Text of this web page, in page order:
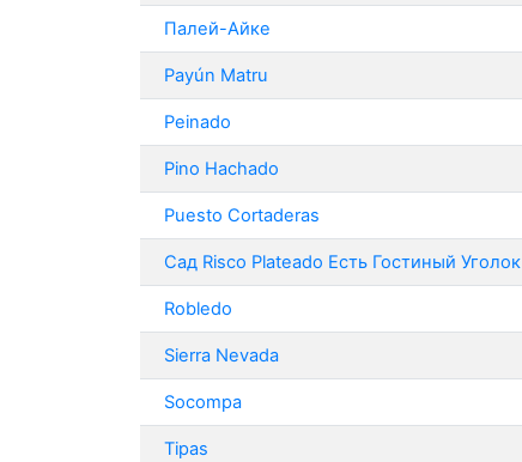
Палей-Айке
Payún Matru
Peinado
Pino Hachado
Puesto Cortaderas
Сад Risco Plateado Есть Гостиный Уголок
Robledo
Sierra Nevada
Socompa
Tipas